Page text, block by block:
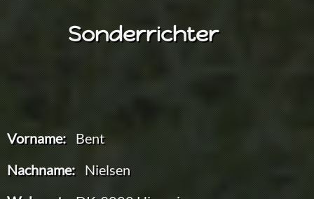
Sonderrichter
Vorname: Bent
Nachname: Nielsen